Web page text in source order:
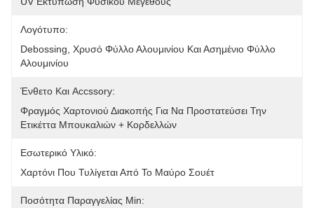
Λογότυπο:
Debossing, Χρυσό Φύλλο Αλουμινίου Και Ασημένιο Φύλλο
Αλουμινίου
Ένθετο Και Accssory:
Φραγμός Χαρτονιού Διακοπής Για Να Προστατεύσει Την
Ετικέττα Μπουκαλιών + Κορδελλών
Εσωτερικό Υλικό:
Χαρτόνι Που Τυλίγεται Από Το Μαύρο Σουέτ
Ποσότητα Παραγγελίας Min: